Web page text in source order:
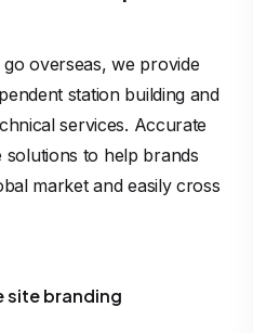
overseas, we provide
station building and
services. Accurate
to help brands
market and easily cross
branding